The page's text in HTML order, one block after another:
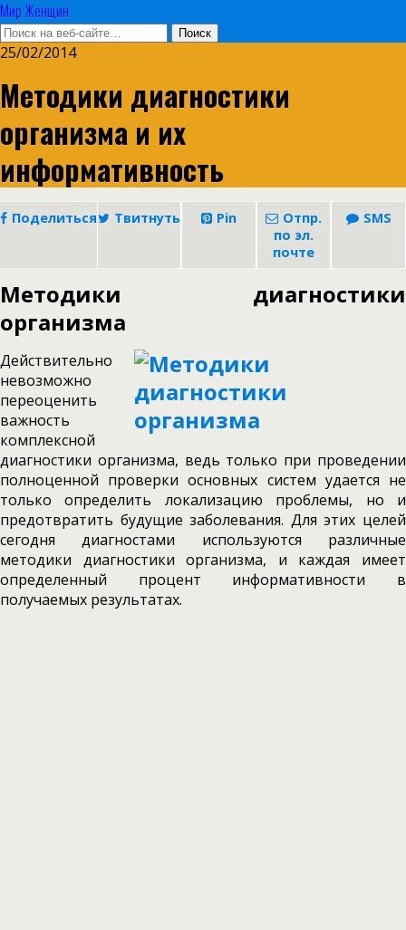
Мир Женщин
25/02/2014
Методики диагностики
организма и их
информативность
Поделиться Твитнуть Pin
Отпр.
по эл.
почте
SMS
Методики диагностики
организма
Действительно
невозможно
переоценить
важность
комплексной
диагностики организма, ведь только при проведении
полноценной проверки основных систем удается не
только определить локализацию проблемы, но и
предотвратить будущие заболевания. Для этих целей
сегодня диагностами используются различные
методики диагностики организма, и каждая имеет
определенный процент информативности в
получаемых результатах.